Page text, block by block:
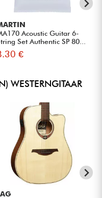
Acoustic Guitar 6-
Set Authentic SP 80...
€
WESTERNGITAAR